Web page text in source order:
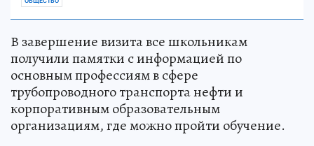
В завершение визита все школьникам
получили памятки с информацией по
основным профессиям в сфере
трубопроводного транспорта нефти и
корпоративным образовательным
организациям, где можно пройти обучение.